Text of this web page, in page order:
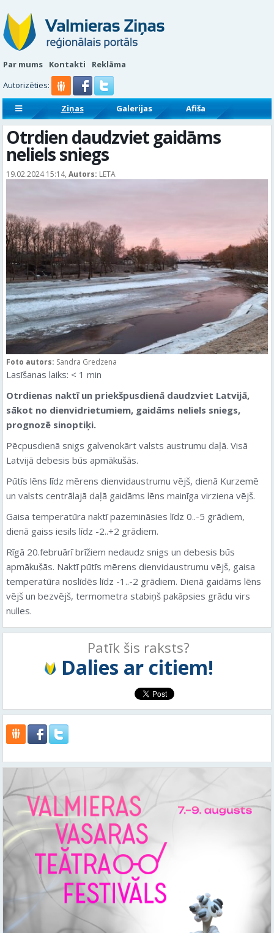
Par mums Kontakti
Reklāma
Autorizēties:
Ziņas Galerijas
Afiša
Sludinājumi
Reklāmraksti
Otrdien daudzviet gaidāms
neliels sniegs
19.02.2024 15:14, Autors: LETA
Foto autors: Sandra Gredzena
Lasīšanas laiks: < 1 min
Otrdienas naktī un priekšpusdienā daudzviet Latvijā,
sākot no dienvidrietumiem, gaidāms neliels sniegs,
prognozē sinoptiķi.
Pēcpusdienā snigs galvenokārt valsts austrumu daļā. Visā
Latvijā debesis būs apmākušās.
Pūtīs lēns līdz mērens dienvidaustrumu vējš, dienā Kurzemē
un valsts centrālajā daļā gaidāms lēns mainīga virziena vējš.
Gaisa temperatūra naktī pazemināsies līdz 0..-5 grādiem,
dienā gaiss iesils līdz -2..+2 grādiem.
Rīgā 20.februārī brīžiem nedaudz snigs un debesis būs
apmākušās. Naktī pūtīs mērens dienvidaustrumu vējš, gaisa
temperatūra noslīdēs līdz -1..-2 grādiem. Dienā gaidāms lēns
vējš un bezvējš, termometra stabiņš pakāpsies grādu virs
nulles.
Patīk šis raksts?
Dalies ar citiem!